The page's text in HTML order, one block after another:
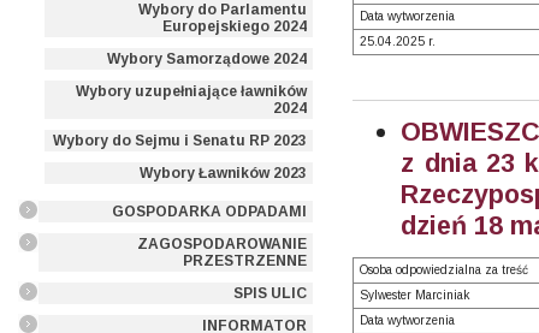
Wybory do Parlamentu
Europejskiego 2024
Wybory Samorządowe 2024
Wybory uzupełniające ławników
2024
Wybory do Sejmu i Senatu RP 2023
Wybory Ławników 2023
GOSPODARKA ODPADAMI
ZAGOSPODAROWANIE
PRZESTRZENNE
SPIS ULIC
INFORMATOR
Data wytworzenia
25.04.2025 r.
z dnia 23
dzień 18
Osoba odpowiedzialna za treść
Sylwester Marciniak
Data wytworzenia